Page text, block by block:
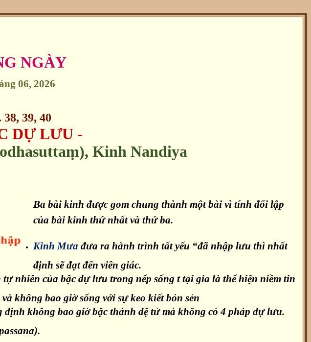
NGÀY
06, 2026
39, 40
DỰ LƯU -
Kinh Nandiya
Ba bài kinh được gom chung thành một bài vì tính đối lập
của bài kinh thứ nhất và thứ ba.
Kinh Mưa đưa ra hành trình tất yếu “đã nhập lưu thì nhất
định sẽ đạt đến viên giác.
nhiên của bậc dự lưu trong nếp sống t tại gia là thể hiện niềm tin
không bao giờ sống với sự keo kiết bỏn sẻn
định không bao giờ bậc thánh đệ tử mà không có 4 pháp dự lưu.